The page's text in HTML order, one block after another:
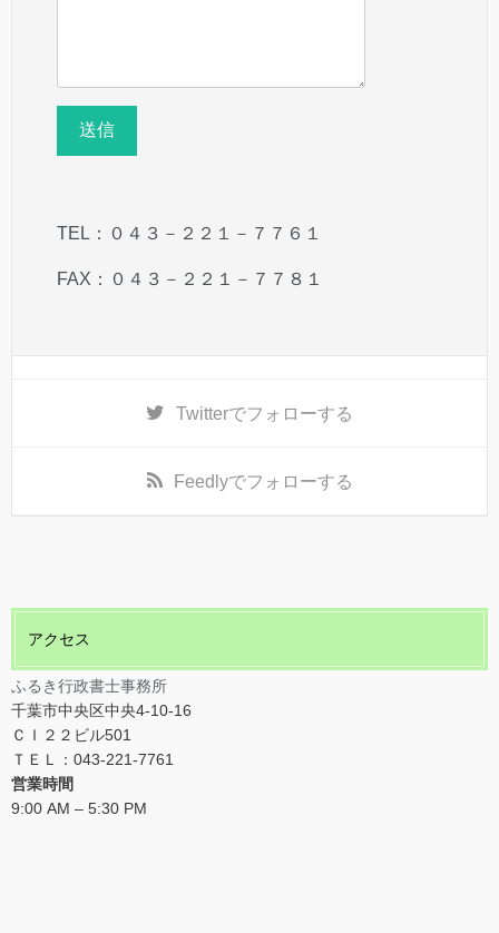
TEL：０４３－２２１－７７６１
FAX：０４３－２２１－７７８１
Twitterでフォローする
Feedlyでフォローする
アクセス
ふるき行政書士事務所
千葉市中央区中央4-10-16
ＣＩ２２ビル501
ＴＥＬ：043-221-7761
営業時間
9:00 AM – 5:30 PM